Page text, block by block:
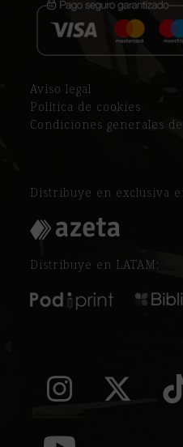
Aviso legal
Política de cookies
Condiciones generales
Distribuye en exclusiva
Distribuye en LATAM:
Instagram